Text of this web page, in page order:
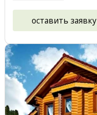
оставить заявку